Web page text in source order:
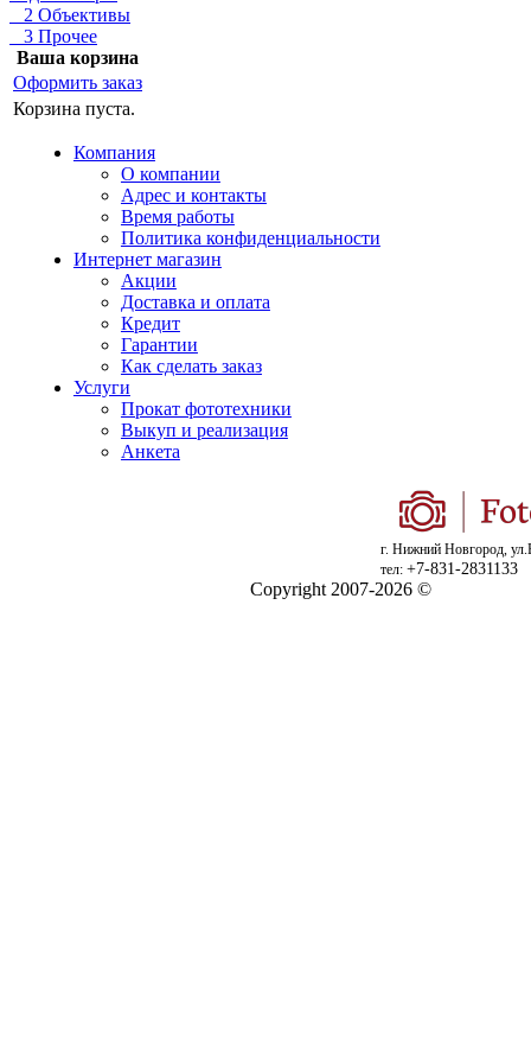
2 Объективы
3 Прочее
Ваша корзина
Оформить заказ
Корзина пуста.
Компания
О компании
Адрес и контакты
Время работы
Политика конфиденциальности
Интернет магазин
Акции
Доставка и оплата
Кредит
Гарантии
Как сделать заказ
Услуги
Прокат фототехники
Выкуп и реализация
Анкета
г. Нижний Новгород,
тел: +7-831-2831133
Copyright 2007-2026 ©